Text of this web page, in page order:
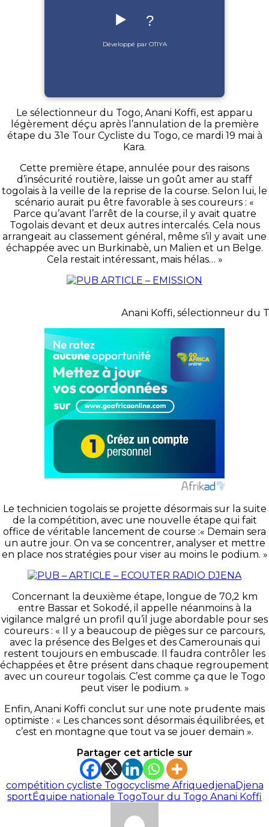
▶️ ?
Développé par OTIYA
Le sélectionneur du Togo, Anani Koffi, est apparu
légèrement déçu après l’annulation de la première
étape du 31e Tour Cycliste du Togo, ce mardi 19 mai à
Kara.
Cette première étape, annulée pour des raisons
d’insécurité routière, laisse un goût amer au staff
togolais à la veille de la reprise de la course. Selon lui, le
scénario aurait pu être favorable à ses coureurs : «
Parce qu’avant l’arrêt de la course, il y avait quatre
Togolais devant et deux autres intercalés. Cela nous
arrangeait au classement général, même s’il y avait une
échappée avec un Burkinabè, un Malien et un Belge.
Cela restait intéressant, mais hélas… »
Anani Koffi, sélectionneur du
Le technicien togolais se projette désormais sur la suite
de la compétition, avec une nouvelle étape qui fait
office de véritable lancement de course :« Demain sera
un autre jour. On va se concentrer, analyser et mettre
en place nos stratégies pour viser au moins le podium. »
Concernant la deuxième étape, longue de 70,2 km
entre Bassar et Sokodé, il appelle néanmoins à la
vigilance malgré un profil qu’il juge abordable pour ses
coureurs : « Il y a beaucoup de pièges sur ce parcours,
avec la présence des Belges et des Camerounais qui
restent toujours en embuscade. Il faudra contrôler les
échappées et être présent dans chaque regroupement
avec un coureur togolais. C’est comme ça que le Togo
peut viser le podium. »
Enfin, Anani Koffi conclut sur une note prudente mais
optimiste : « Les chances sont désormais équilibrées, et
c’est en montagne que tout va se jouer demain ».
Partager cet article sur
compétition cycliste Togocyclisme AfriquedjenaDjena
sportÉquipe nationale TogoTour du Togo Anani Koffi